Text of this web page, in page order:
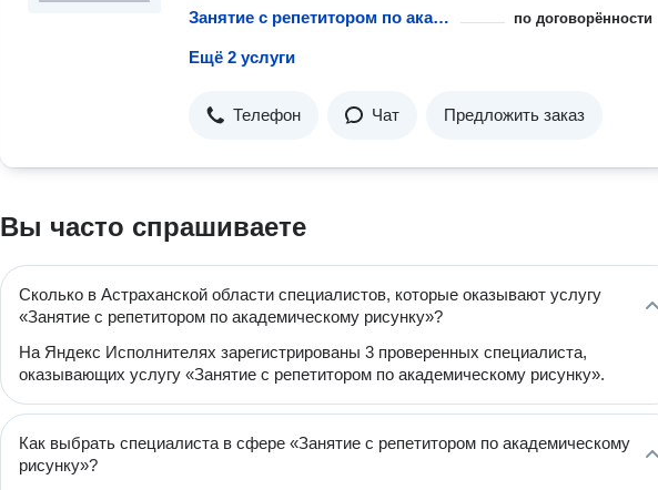
Занятие с репетитором по академическому рисунку по договорённости
Ещё 2 услуги
Телефон Чат Предложить заказ
Вы часто спрашиваете
Сколько в Астраханской области специалистов, которые оказывают услугу
«Занятие с репетитором по академическому рисунку»?
На Яндекс Исполнителях зарегистрированы 3 проверенных специалиста,
оказывающих услугу «Занятие с репетитором по академическому рисунку».
Как выбрать специалиста в сфере «Занятие с репетитором по академическому
рисунку»?